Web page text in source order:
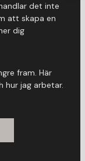
det inte
att skapa en
dig
fram. Här
hur jag arbetar.